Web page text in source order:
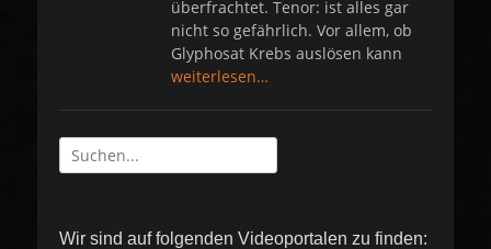
überfrachtet. Tenor: ist alles gar
nicht so gefährlich. Vor allem, ob
Glyphosat Krebs auslösen kann
weiterlesen…
Suche
nach:
Wir sind auf folgenden Videoportalen zu finden: